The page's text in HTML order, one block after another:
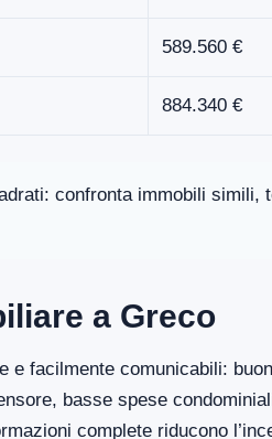
589.560 €
884.340 €
confronta immobili simili,
a Greco
facilmente comunicabili:
basse spese
complete riducono